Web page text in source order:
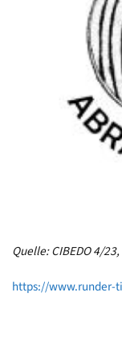
Quelle: CIBEDO 4/
https://www.runder-